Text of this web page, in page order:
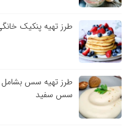
طرز تهیه پنکیک خانگی
طرز تهیه سس بشامل
سس سفید